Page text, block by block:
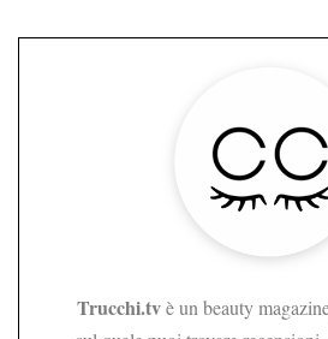
Trucchi.tvè un beauty